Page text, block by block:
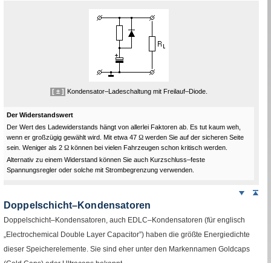
[ ± ] Kondensator–Ladeschaltung mit Freilauf–Diode.
Der Widerstandswert
Der Wert des Ladewiderstands hängt von allerlei Faktoren ab. Es tut kaum weh,
wenn er großzügig gewählt wird. Mit etwa 47 Ωwerden Sie auf der sicheren Seite
sein. Weniger als 2 Ωkönnen bei vielen Fahrzeugen schon kritisch werden.
Alternativ zu einem Widerstand können Sie auch Kurzschluss–feste
Spannungsregler oder solche mit Strombegrenzung verwenden.
Weiter
Doppelschicht–Kondensatoren
Doppelschicht–Kondensatoren, auch EDLC–Kondensatoren (für englisch
„Electrochemical Double Layer Capacitor”) haben die größte Energiedichte
dieser Speicherelemente. Sie sind eher unter den Markennamen Goldcaps